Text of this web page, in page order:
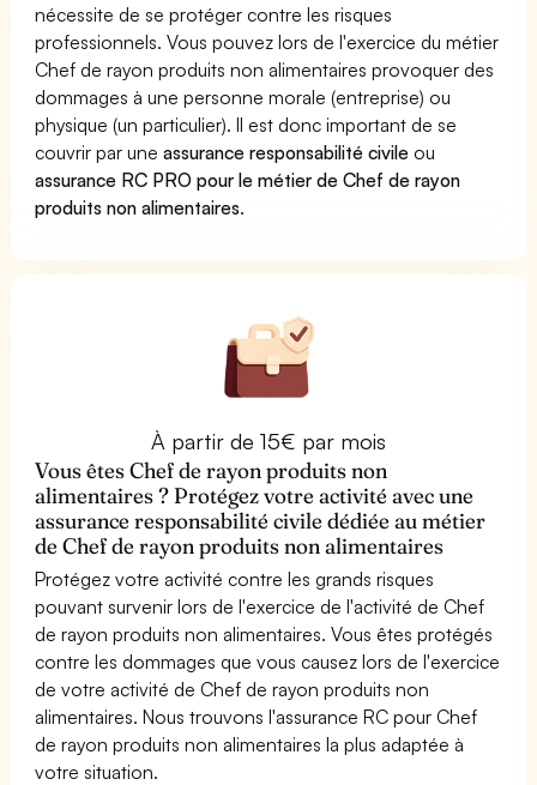
nécessite de se protéger contre les risques
professionnels. Vous pouvez lors de l'exercice du métier
Chef de rayon produits non alimentaires provoquer des
dommages à une personne morale (entreprise) ou
physique (un particulier). Il est donc important de se
couvrir par uneassurance responsabilité civile ou
assurance RC PRO pour le métier de Chef de rayon
produits non alimentaires.
À partir de 15€ par mois
Vous êtes Chef de rayon produits non
alimentaires ? Protégez votre activité avec une
assurance responsabilité civile dédiée au métier
de Chef de rayon produits non alimentaires
Protégez votre activité contre les grands risques
pouvant survenir lors de l'exercice de l'activité de Chef
de rayon produits non alimentaires. Vous êtes protégés
contre les dommages que vous causez lors de l'exercice
de votre activité de Chef de rayon produits non
alimentaires. Nous trouvons l'assurance RC pour Chef
de rayon produits non alimentaires la plus adaptée à
votre situation.